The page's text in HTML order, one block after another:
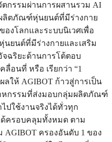
กรรมผ่านการผสานรวม AI
ลิตภัณฑ์หุ่นยนต์ที่มีร่างกาย
งโลกและระบบนิเวศเพื่อ
ยนต์ที่มีร่างกายและเสริม
ฉริยะด้านการโต้ตอบ
อนที่ หรือ เรียกว่า “1
ผลให้ AGIBOT ก้าวสู่การเป็น
กรรมที่ส่งมอบกลุ่มผลิตภัณฑ์
ปใช้งานจริงได้ทั่วทุก
ครอบคลุมทั้งหมด ตาม
AGIBOT ครองอันดับ 1 ของ